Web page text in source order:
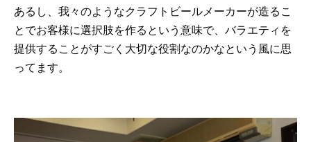
あるし、我々のようなクラフトビールメーカーが造るこ
とでお客様に選択肢を作るという意味で、バラエティを
提供することがすごく大切な役割なのかなという風に思
ってます。